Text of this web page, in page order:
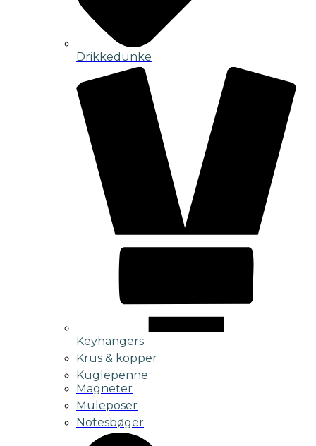
Drikkedunke
Keyhangers
Krus & kopper
Kuglepenne
Magneter
Muleposer
Notesbøger